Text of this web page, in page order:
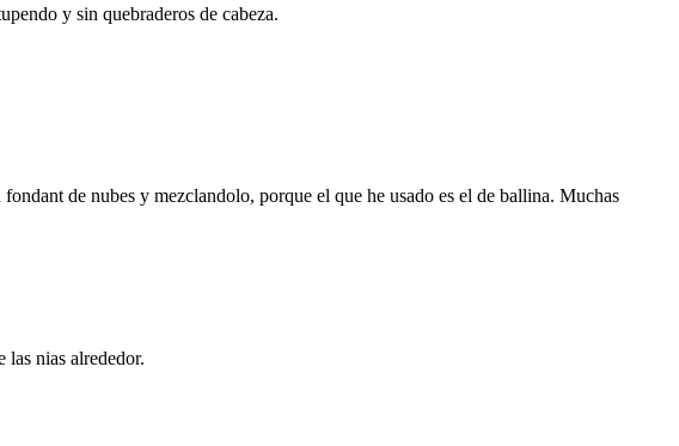
y sin quebraderos de cabeza.
de nubes y mezclandolo, porque el que he usado es el de ballina. Muchas
las nias alrededor.